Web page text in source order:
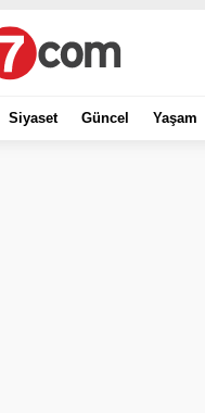
Siyaset Güncel Yaşam